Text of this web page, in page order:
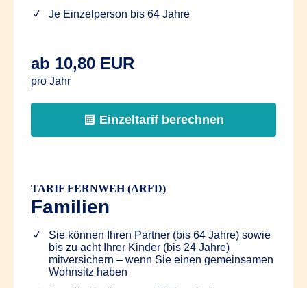
Je Einzelperson bis 64 Jahre
ab 10,80 EUR
pro Jahr
Einzeltarif berechnen
TARIF FERNWEH (ARFD)
Familien
Sie können Ihren Partner (bis 64 Jahre) sowie
bis zu acht Ihrer Kinder (bis 24 Jahre)
mitversichern – wenn Sie einen gemeinsamen
Wohnsitz haben